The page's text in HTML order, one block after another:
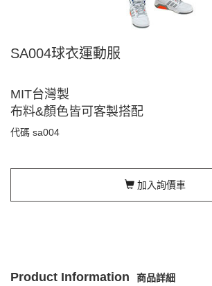
SA004球衣運動服
MIT台灣製
布料&顏色皆可客製搭配
代碼 sa004
加入詢價車
Product Information 商品詳細